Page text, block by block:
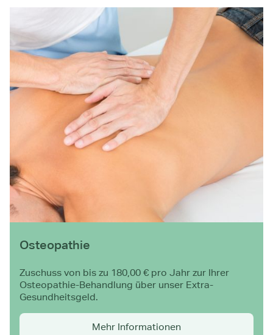
Osteopathie
Zuschuss von bis zu 180,00 € pro Jahr zur Ihrer
Osteopathie-Behandlung über unser Extra-
Gesundheitsgeld.
Mehr Informationen